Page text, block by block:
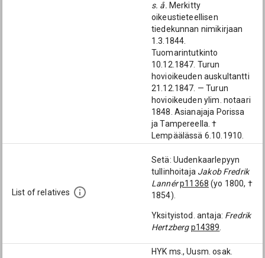
s. å. Merkitty
oikeustieteellisen
tiedekunnan nimikirjaan
1.3.1844.
Tuomarintutkinto
10.12.1847. Turun
hovioikeuden auskultantti
21.12.1847. — Turun
hovioikeuden ylim. notaari
1848. Asianajaja Porissa
ja Tampereella. †
Lempäälässä 6.10.1910.
List of relatives
Setä: Uudenkaarlepyyn
tullinhoitaja Jakob Fredrik
Lannérp11368 (yo 1800, †
1854).
Yksityistod. antaja: Fredrik
Hertzberg p14389
HYK ms., Uusm. osak.